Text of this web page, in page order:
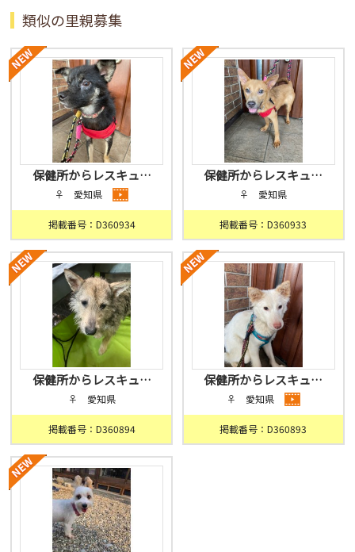
類似の里親募集
保健所からレスキュ…
♀ 愛知県
掲載番号：D360934
保健所からレスキュ…
♀ 愛知県
掲載番号：D360933
保健所からレスキュ…
♀ 愛知県
掲載番号：D360894
保健所からレスキュ…
♀ 愛知県
掲載番号：D360893